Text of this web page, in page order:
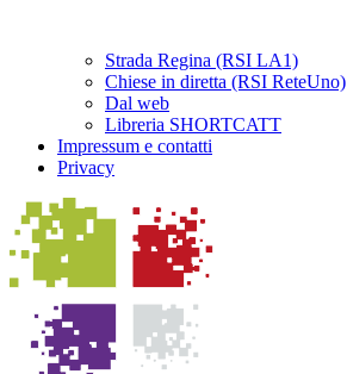
Strada Regina (RSI LA1)
Chiese in diretta (RSI ReteUno)
Dal web
Libreria SHORTCATT
Impressum e contatti
Privacy